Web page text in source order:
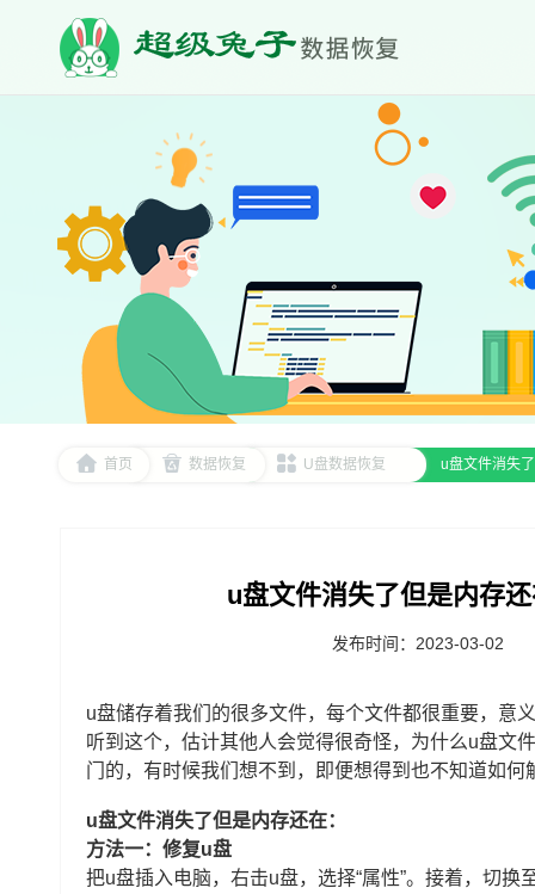
首页 数据恢复 U盘数据恢复 u盘文件消失
u盘文件消失了但是内存
发布时间：2023-03-02
u盘储存着我们的很多文件，每个文件都很重要，意
听到这个，估计其他人会觉得很奇怪，为什么u盘文
门的，有时候我们想不到，即便想得到也不知道如
u盘文件消失了但是内存还在：
方法一：修复u盘
把u盘插入电脑，右击u盘，选择“属性”。接着，切换